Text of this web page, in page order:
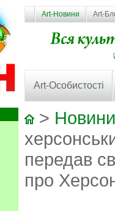
Art-Новини Art-
Art-Особистості
>
передав
про